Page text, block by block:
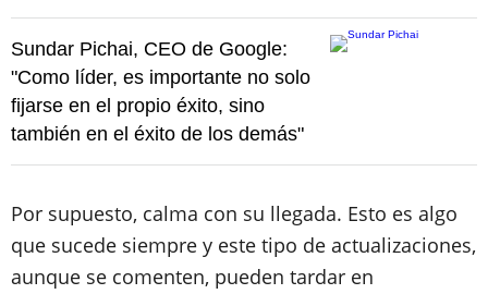
Sundar Pichai, CEO de Google:
"Como líder, es importante no solo
fijarse en el propio éxito, sino
también en el éxito de los demás"
Por supuesto, calma con su llegada. Esto es algo
que sucede siempre y este tipo de actualizaciones,
aunque se comenten, pueden tardar en